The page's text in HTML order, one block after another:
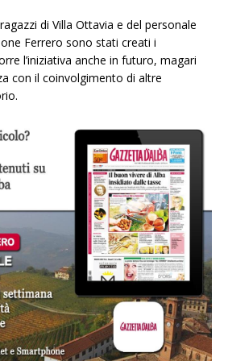
di Villa Ottavia e del personale
Ferrero sono stati creati i
l’iniziativa anche in futuro, magari
con il coinvolgimento di altre